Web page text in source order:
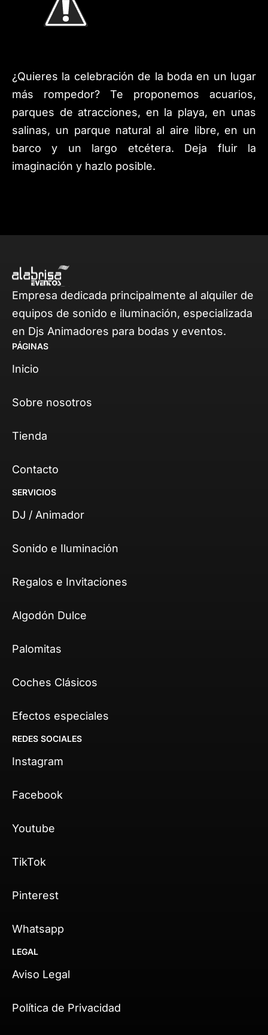
¿Quieres la celebración de la boda en un lugar
más rompedor? Te proponemos acuarios,
parques de atracciones, en la playa, en unas
salinas, un parque natural al aire libre, en un
barco y un largo etcétera. Deja fluir la
imaginación y hazlo posible.
Empresa dedicada principalmente al alquiler de
equipos de sonido e iluminación, especializada
en Djs Animadores para bodas y eventos.
PÁGINAS
Inicio
Sobre nosotros
Tienda
Contacto
SERVICIOS
DJ / Animador
Sonido e Iluminación
Regalos e Invitaciones
Algodón Dulce
Palomitas
Coches Clásicos
Efectos especiales
REDES SOCIALES
Instagram
Facebook
Youtube
TikTok
Pinterest
Whatsapp
LEGAL
Aviso Legal
Política de Privacidad